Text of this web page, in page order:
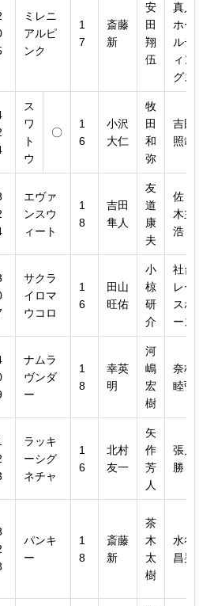
ミレニ
アルピ
ンク
1
7
斎藤
新
安
田
翔
伍
真人
ホー
ルデ
ィン
グス
ス
ワ
ト
ウ
〇
1
6
小沢
大仁
牧
田
和
弥
吉田
照哉
エヴァ
ンスウ
ィート
1
8
吉田
隼人
友
道
康
夫
佐々
木主
浩
サクラ
イロマ
ウコロ
1
6
田山
旺佑
小
椋
研
介
社台
レー
スホ
ース
ナムラ
ヴンダ
ー
1
8
幸英
明
河
嶋
宏
樹
奈村
睦弘
ラッキ
ーシグ
ネチャ
1
6
北村
友一
矢
作
芳
人
張月
勝
パンキ
ー
1
8
斎藤
新
茶
木
太
樹
水谷
昌晃